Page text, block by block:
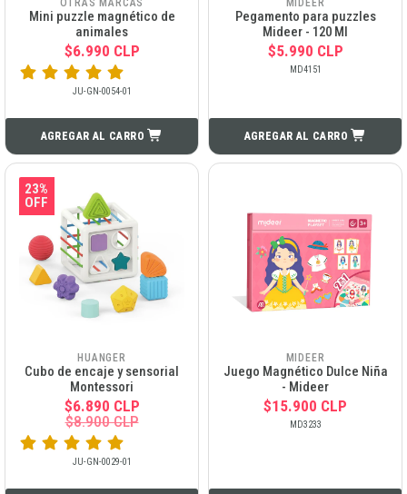
Mini puzzle magnético de
animales
$6.990 CLP
JU-GN-0054-01
AGREGAR AL CARRO
Pegamento para puzzles
Mideer - 120 Ml
$5.990 CLP
MD4151
AGREGAR AL CARRO
23%
OFF
HUANGER
Cubo de encaje y sensorial
Montessori
$6.890 CLP
$8.900 CLP
JU-GN-0029-01
MIDEER
Juego Magnético Dulce Niña
- Mideer
$15.900 CLP
MD3233